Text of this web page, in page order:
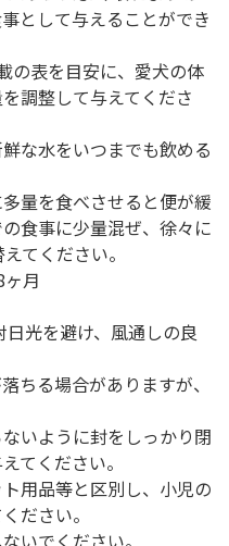
として与えることができ
の表を目安に、愛犬の体
調整して与えてくださ
な水をいつまでも飲める
量を食べさせると便が緩
食事に少量混ぜ、徐々に
てください。
月
日光を避け、風通しの良
ちる場合がありますが、
いように封をしっかり閉
てください。
用品等と区別し、小児の
ださい。
いでください。